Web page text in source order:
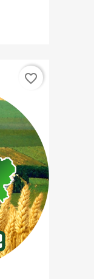
favorite_border